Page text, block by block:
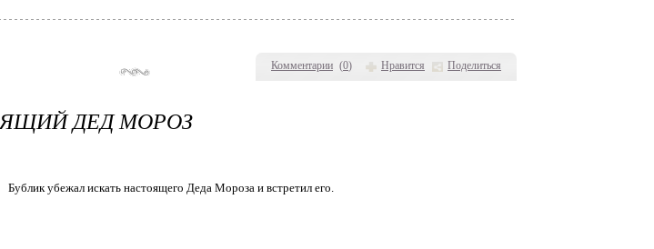
Комментарии (0) Нравится Поделиться
ДЕД МОРОЗ
Бублик убежал искать настоящего Деда Мороза и встретил его.